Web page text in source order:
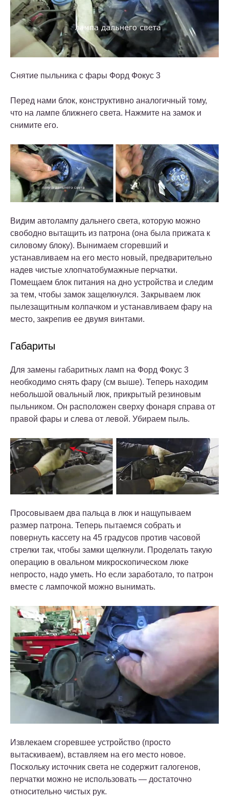
Снятие пыльника с фары Форд Фокус 3
Перед нами блок, конструктивно аналогичный тому,
что на лампе ближнего света. Нажмите на замок и
снимите его.
Видим автолампу дальнего света, которую можно
свободно вытащить из патрона (она была прижата к
силовому блоку). Вынимаем сгоревший и
устанавливаем на его место новый, предварительно
надев чистые хлопчатобумажные перчатки.
Помещаем блок питания на дно устройства и следим
за тем, чтобы замок защелкнулся. Закрываем люк
пылезащитным колпачком и устанавливаем фару на
место, закрепив ее двумя винтами.
Габариты
Для замены габаритных ламп на Форд Фокус 3
необходимо снять фару (см выше). Теперь находим
небольшой овальный люк, прикрытый резиновым
пыльником. Он расположен сверху фонаря справа от
правой фары и слева от левой. Убираем пыль.
Просовываем два пальца в люк и нащупываем
размер патрона. Теперь пытаемся собрать и
повернуть кассету на 45 градусов против часовой
стрелки так, чтобы замки щелкнули. Проделать такую ​​
операцию в овальном микроскопическом люке
непросто, надо уметь. Но если заработало, то патрон
вместе с лампочкой можно вынимать.
Извлекаем сгоревшее устройство (просто
вытаскиваем), вставляем на его место новое.
Поскольку источник света не содержит галогенов,
перчатки можно не использовать — достаточно
относительно чистых рук.